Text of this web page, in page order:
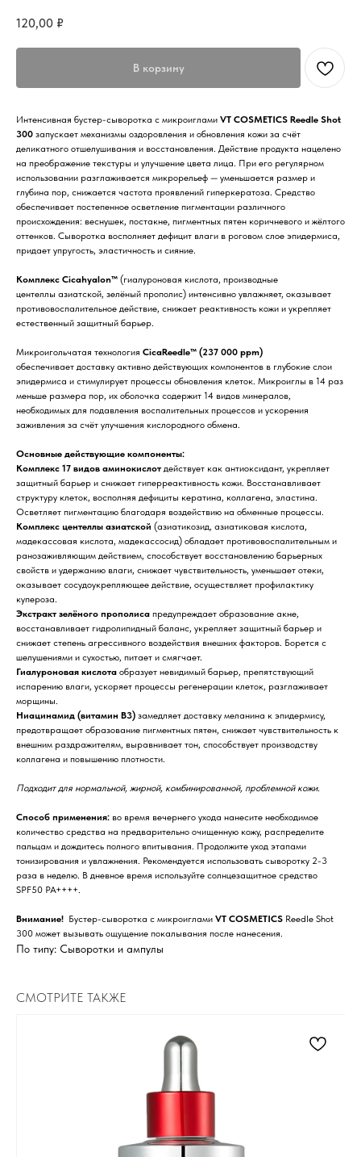
120,00 ₽
В корзину
Интенсивная бустер-сыворотка с микроиглами VT COSMETICS Reedle Shot
300 запускает механизмы оздоровления и обновления кожи за счёт
деликатного отшелушивания и восстановления. Действие продукта нацелено
на преображение текстуры и улучшение цвета лица. При его регулярном
использовании разглаживается микрорельеф — уменьшается размер и
глубина пор, снижается частота проявлений гиперкератоза. Средство
обеспечивает постепенное осветление пигментации различного
происхождения: веснушек, постакне, пигментных пятен коричневого и жёлтого
оттенков. Сыворотка восполняет дефицит влаги в роговом слое эпидермиса,
придает упругость, эластичность и сияние.
Комплекс Cicahyalon™ (гиалуроновая кислота, производные
центеллы азиатской, зелёный прополис) интенсивно увлажняет, оказывает
противовоспалительное действие, снижает реактивность кожи и укрепляет
естественный защитный барьер.
Микроигольчатая технология CicaReedle™ (237 000 ppm)
обеспечивает доставку активно действующих компонентов в глубокие слои
эпидермиса и стимулирует процессы обновления клеток. Микроиглы в 14 раз
меньше размера пор, их оболочка содержит 14 видов минералов,
необходимых для подавления воспалительных процессов и ускорения
заживления за счёт улучшения кислородного обмена.
Основные действующие компоненты:
Комплекс 17 видов аминокислот действует как антиоксидант, укрепляет
защитный барьер и снижает гиперреактивность кожи. Восстанавливает
структуру клеток, восполняя дефициты кератина, коллагена, эластина.
Осветляет пигментацию благодаря воздействию на обменные процессы.
Комплекс центеллы азиатской (азиатикозид, азиатиковая кислота,
мадекассовая кислота, мадекассосид) обладает противовоспалительным и
ранозаживляющим действием, способствует восстановлению барьерных
свойств и удержанию влаги, снижает чувствительность, уменьшает отеки,
оказывает сосудоукрепляющее действие, осуществляет профилактику
купероза.
Экстракт зелёного прополиса предупреждает образование акне,
восстанавливает гидролипидный баланс, укрепляет защитный барьер и
снижает степень агрессивного воздействия внешних факторов. Борется с
шелушениями и сухостью, питает и смягчает.
Гиалуроновая кислота образует невидимый барьер, препятствующий
испарению влаги, ускоряет процессы регенерации клеток, разглаживает
морщины.
Ниацинамид (витамин В3) замедляет доставку меланина к эпидермису,
предотвращает образование пигментных пятен, снижает чувствительность к
внешним раздражителям, выравнивает тон, способствует производству
коллагена и повышению плотности.
Подходит для нормальной, жирной, комбинированной, проблемной кожи.
Способ применения: во время вечернего ухода нанесите необходимое
количество средства на предварительно очищенную кожу, распределите
пальцам и дождитесь полного впитывания. Продолжите уход этапами
тонизирования и увлажнения. Рекомендуется использовать сыворотку 2-3
раза в неделю. В дневное время используйте солнцезащитное средство
SPF50 PA++++.
Внимание! Бустер-сыворотка с микроиглами VT COSMETICS Reedle Shot
300 может вызывать ощущение покалывания после нанесения.
По типу: Сыворотки и ампулы
СМОТРИТЕ ТАКЖЕ
Для клиента
Комсомольск-на-Амуре, ​